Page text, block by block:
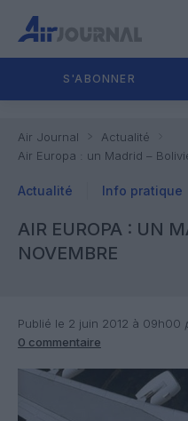
S'ABONNER
Air Journal
Actualité
Air Europa : un Madrid –
Actualité Info pratique
AIR EUROPA : UN
NOVEMBRE
Publié le 2 juin 2012 à 09h00
0 commentaire